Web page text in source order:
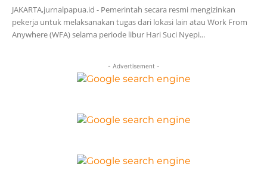
JAKARTA,jurnalpapua.id - Pemerintah secara resmi mengizinkan
pekerja untuk melaksanakan tugas dari lokasi lain atau Work From
Anywhere (WFA) selama periode libur Hari Suci Nyepi...
- Advertisement -